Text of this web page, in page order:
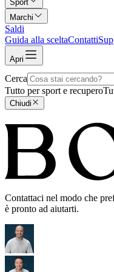
Sport
Marchi
Saldi
Guida alla sceltaContatti
Apri
Cerca
Tutto per sport e recupero
Chiudi
Contattaci nel modo che
è pronto ad aiutarti.